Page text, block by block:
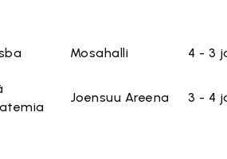
Mosahalli 4 - 3
Joensuu Areena 3 - 4